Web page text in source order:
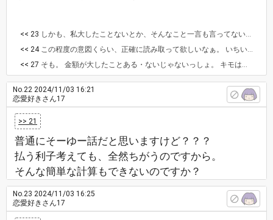
<< 23 しかも、私大したことないとか、そんなこと一言も言ってないし（苦笑）。 どこをどう読んだら、そんなユニークな解釈になるんだかƪ(˘⌣˘)ʃ 主だって、そんな話してないと思いますけど？
<< 24この程度の意図くらい、正確に読み取って欲しいなぁ。 いちいち説明させないで欲しいƪ(˘⌣˘)ʃ
<< 27 そも。 金額が大したことある・ないじゃないっしょ。 キモは、主が一体何に引っ掛かっているのか、何に気をつけたらいいのか、伴侶として選ぶにあたり、何を見るべきか！ だと思うんですけど？ 違います？ 金額で競ってどないすねん。 話の的、そこちゃうやろ。
No.22 2024/11/03 16:21
恋愛好きさん17
>> 21
普通にそーゆー話だと思いますけど？？？
払う利子考えても、全然ちがうのですから。
そんな簡単な計算もできないのですか？
No.23 2024/11/03 16:25
恋愛好きさん17